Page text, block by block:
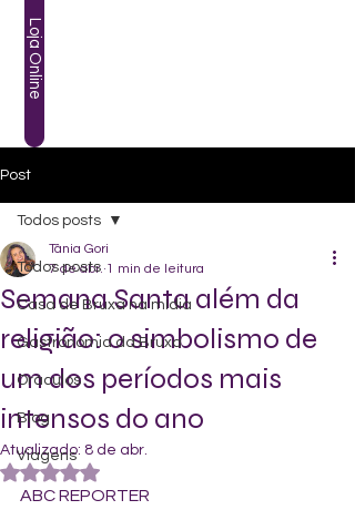
Loja Online
Post
Todos posts
Casa de Bruxa na mídia
Gastronomia da Bruxa
Oráculos
Blog
Viagens
Todos posts
Semana Santa além da
religião: o simbolismo de
um dos períodos mais
intensos do ano
Tânia Gori
7 de abr. 1 min de leitura
Atualizado: 8 de abr.
Avaliado com NaN de 5 estrelas.
ABC REPORTER